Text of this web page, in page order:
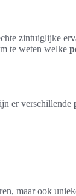
zintuiglijke
te weten welke
er verschillende
maar ook